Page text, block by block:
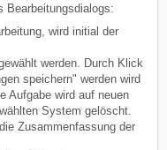
Bearbeitungsdialogs:
wird initial der
werden. Durch Klick
speichern" werden wird
Aufgabe wird auf neuen
System gelöscht.
Zusammenfassung der